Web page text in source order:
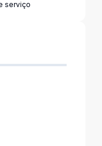
serviço